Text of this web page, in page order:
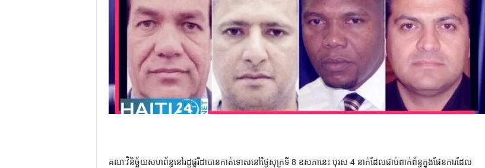
គណៈវិនិច្ឆ័យសហព័ន្ធនៅរដ្ឋផ្លរីដាបានកាត់ទោសនៅថ្ងៃសុក្រទី 8 ឧសភានេះ បុរស 4 នាក់ដែលជាប់ពាក់ព័ន្ធក្នុងផែនការដែល